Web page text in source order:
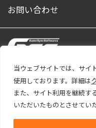
当ウェブサイトでは、サイ
使用しております。詳細は
また、サイト利用を継続す
いただいたものとさせてい
お問い合わせ
Social Media